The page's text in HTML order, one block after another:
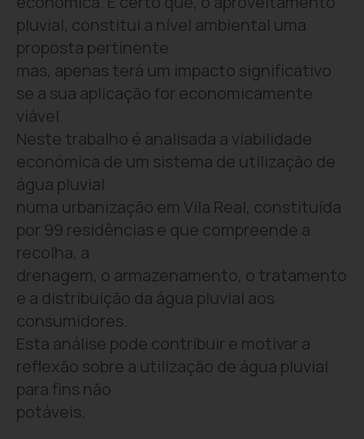
pluvial, constitui a nível ambiental uma
proposta pertinente
mas, apenas terá um impacto significativo
se a sua aplicação for economicamente
viável.
Neste trabalho é analisada a viabilidade
económica de um sistema de utilização de
água pluvial
numa urbanização em Vila Real, constituída
por 99 residências e que compreende a
recolha, a
drenagem, o armazenamento, o tratamento
e a distribuição da água pluvial aos
consumidores.
Esta análise pode contribuir e motivar a
reflexão sobre a utilização de água pluvial
para fins não
potáveis.